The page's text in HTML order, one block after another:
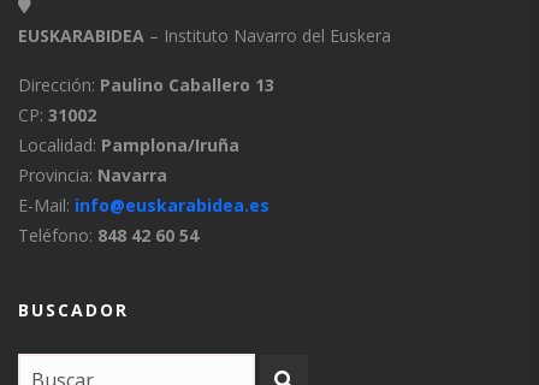
EUSKARABIDEA – Instituto Navarro del Euskera
Dirección: Paulino Caballero 13
CP: 31002
Localidad: Pamplona/Iruña
Provincia: Navarra
E-Mail: info@euskarabidea.es
Teléfono: 848 42 60 54
BUSCADOR